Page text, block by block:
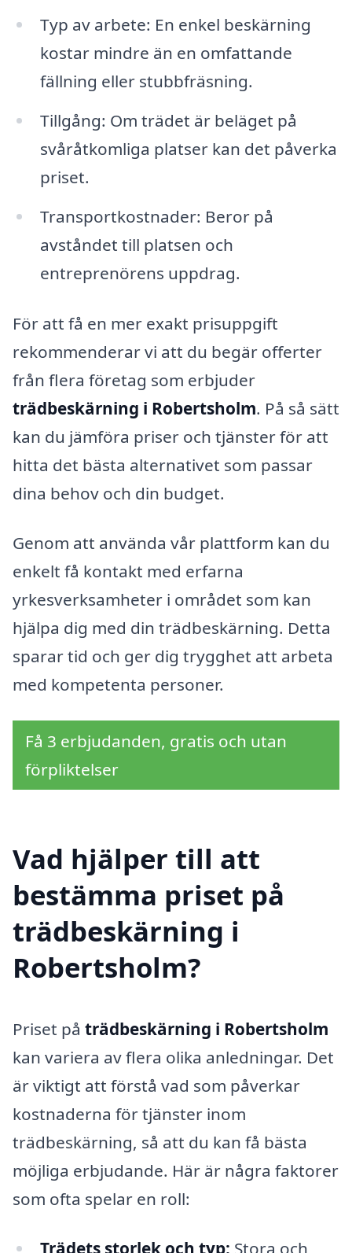
Typ av arbete: En enkel beskärning
kostar mindre än en omfattande
fällning eller stubbfräsning.
Tillgång: Om trädet är beläget på
svåråtkomliga platser kan det påverka
priset.
Transportkostnader: Beror på
avståndet till platsen och
entreprenörens uppdrag.
För att få en mer exakt prisuppgift
rekommenderar vi att du begär offerter
från flera företag som erbjuder
trädbeskärning i Robertsholm. På så sätt
kan du jämföra priser och tjänster för att
hitta det bästa alternativet som passar
dina behov och din budget.
Genom att använda vår plattform kan du
enkelt få kontakt med erfarna
yrkesverksamheter i området som kan
hjälpa dig med din trädbeskärning. Detta
sparar tid och ger dig trygghet att arbeta
med kompetenta personer.
Få 3 erbjudanden, gratis och utan
förpliktelser
Vad hjälper till att
bestämma priset på
trädbeskärning i
Robertsholm?
Priset på trädbeskärning i Robertsholm
kan variera av flera olika anledningar. Det
är viktigt att förstå vad som påverkar
kostnaderna för tjänster inom
trädbeskärning, så att du kan få bästa
möjliga erbjudande. Här är några faktorer
som ofta spelar en roll: